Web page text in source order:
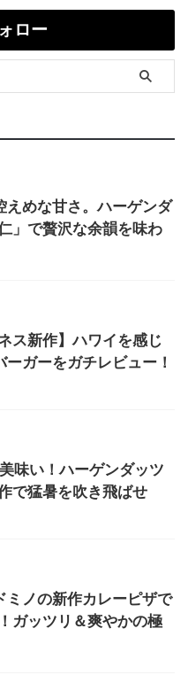
ロー
えめな甘さ。ハーゲンダ
」で贅沢な余韻を味わ
ス新作】ハワイを感じ
ガーをガチレビュー！
味い！ハーゲンダッツ
で猛暑を吹き飛ばせ
ミノの新作カレーピザで
ガッツリ＆爽やかの極